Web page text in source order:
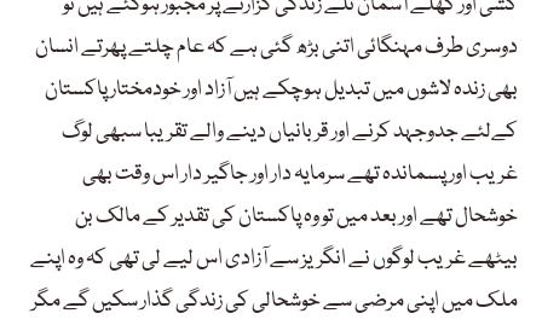
دوسری طرف مہنگائی اتنی بڑھ گئی ہے کہ عام چلتے پھرتے انسان
بھی زندہ لاشوں میں تبدیل ہوچکے ہیں آزاد اور خودمختار پاکستان
کےلئے جدوجہد کرنے اور قربانیاں دینے والے تقریبا سبھی لوگ
غریب اور پسماندہ تھے سرمایہ دار اور جاگیر دار اس وقت بھی
خوشحال تھے اور بعد میں تو وہ پاکستان کی تقدیر کے مالک بن
بیٹھے غریب لوگوں نے انگریز سے آزادی اس لیے لی تھی کہ وہ اپنے
ملک میں اپنی مرضی سے خوشحالی کی زندگی گذار سکیں گے مگر